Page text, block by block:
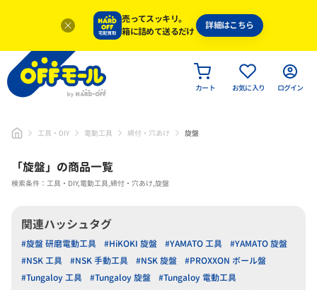
売ってスッキリ。
箱に詰めて送るだけ
詳細はこちら
カート お気に入り ログイン
工具・DIY 電動工具 締付・穴あけ 旋盤
「旋盤」 の商品一覧
検索条件：工具・DIY,電動工具,締付・穴あけ,旋盤
関連ハッシュタグ
#旋盤 研磨電動工具 #HiKOKI 旋盤 #YAMATO 工具
#YAMATO 旋盤
#NSK 工具
#NSK 手動工具 #NSK 旋盤
#PROXXON ボール盤
#Tungaloy 工具
#Tungaloy 旋盤
#Tungaloy 電動工具